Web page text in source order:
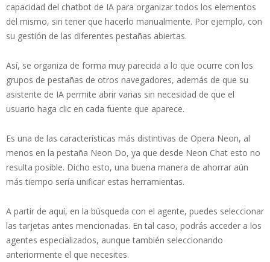
capacidad del chatbot de IA para organizar todos los elementos
del mismo, sin tener que hacerlo manualmente. Por ejemplo, con
su gestión de las diferentes pestañas abiertas.
Así, se organiza de forma muy parecida a lo que ocurre con los
grupos de pestañas de otros navegadores, además de que su
asistente de IA permite abrir varias sin necesidad de que el
usuario haga clic en cada fuente que aparece.
Es una de las características más distintivas de Opera Neon, al
menos en la pestaña Neon Do, ya que desde Neon Chat esto no
resulta posible. Dicho esto, una buena manera de ahorrar aún
más tiempo sería unificar estas herramientas.
A partir de aquí, en la búsqueda con el agente, puedes seleccionar
las tarjetas antes mencionadas. En tal caso, podrás acceder a los
agentes especializados, aunque también seleccionando
anteriormente el que necesites.